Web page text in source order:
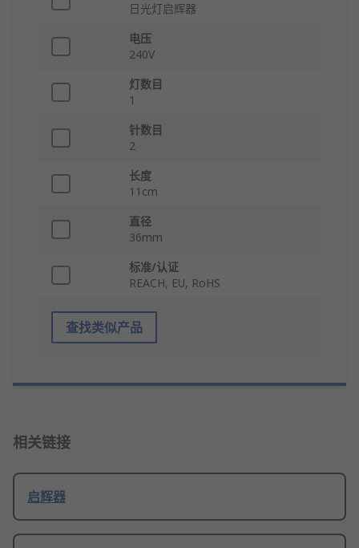
日光灯启辉器
电压
240V
灯数目
1
针数目
2
长度
11cm
直径
36mm
标准/认证
REACH, EU, RoHS
查找类似产品
相关链接
启辉器